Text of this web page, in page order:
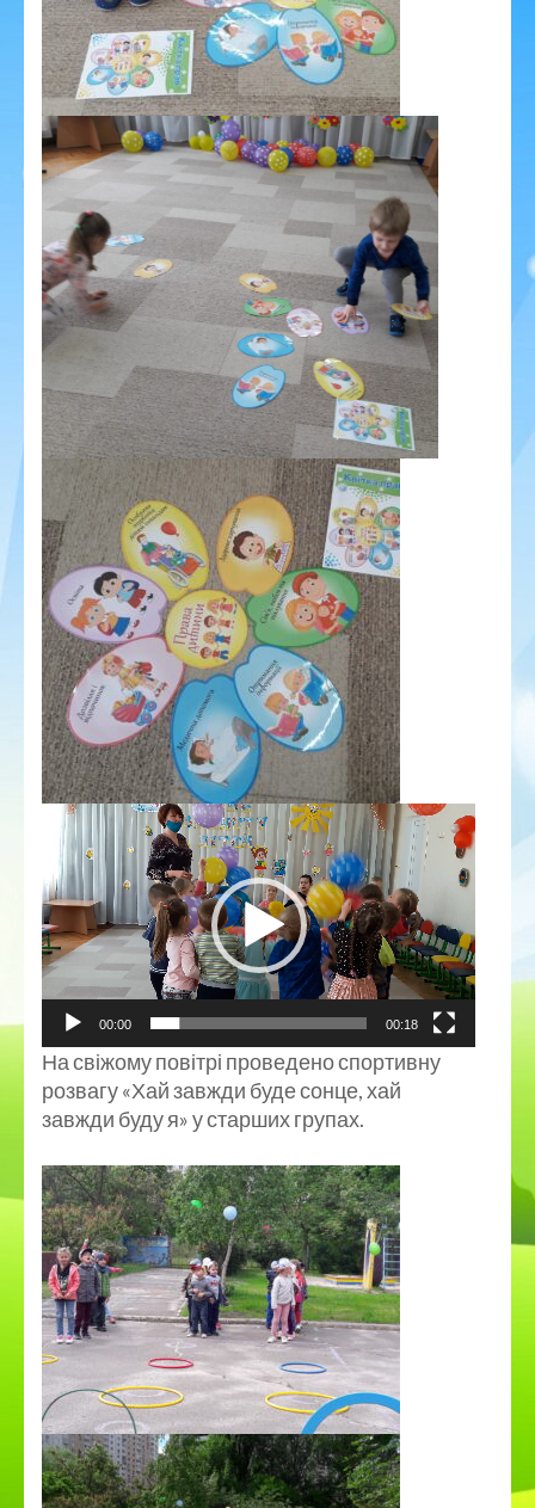
00:00 00:18
На свіжому повітрі проведено спортивну
розвагу «Хай завжди буде сонце, хай
завжди буду я» у старших групах.